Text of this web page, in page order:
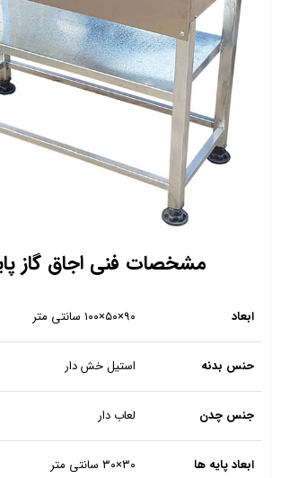
مشخصات فنی اجاق گاز
ابعاد ۹۰×۵۰×۱۰۰ سانتی متر
حنس بدنه استیل خش دار
جنس چدن لعاب دار
ابعاد پایه ها ۳۰×۳۰ سانتی متر